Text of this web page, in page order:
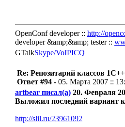
OpenConf developer :: http://
developer &amp;&amp; tester ::
GTalkSkype/VoIPICQ
Re: Репозитарий классов
Ответ #94 - 05. Марта 2007 ::
artbear писал(а) 20. Февраля
Выложил последний вариант
http://slil.ru/23961092